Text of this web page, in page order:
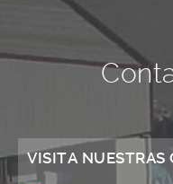
VISITA NUESTRAS